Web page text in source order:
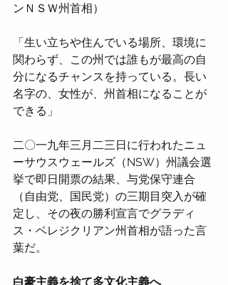
ンＮＳＷ州首相）
「生い立ちや住んでいる場所、環境に
関わらず、この州では誰もが最高の自
分になるチャンスを持っている。長い
名字の、女性が、州首相になることが
できる」
二〇一九年三月二三日に行われたニュ
ーサウスウェールズ（NSW）州議会選
挙で即日開票の結果、与党保守連合
（自由党、国民党）の三期目突入が確
定し、その夜の勝利宣言でグラディ
ス・ベレジクリアン州首相が語った言
葉だ。
白豪主義を捨て多文化主義へ